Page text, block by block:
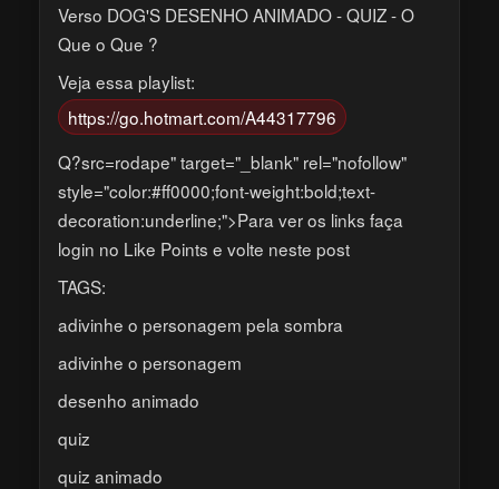
Verso DOG'S DESENHO ANIMADO - QUIZ - O
Que o Que ?
Veja essa playlist:
https://go.hotmart.com/A44317796
Q?src=rodape" target="_blank" rel="nofollow"
style="color:#ff0000;font-weight:bold;text-
decoration:underline;">Para ver os links faça
login no Like Points e volte neste post
TAGS:
adivinhe o personagem pela sombra
adivinhe o personagem
desenho animado
quiz
quiz animado